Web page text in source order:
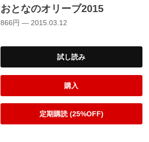
おとなのオリーブ2015
866円 — 2015.03.12
試し読み
購入
定期購読 (25%OFF)